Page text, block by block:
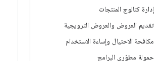
إدارة كتالوج المنتجات
تقديم العروض والعروض الترويجية
مكافحة الاحتيال وإساءة الاستخدام
حمولة مطوّري البرامج